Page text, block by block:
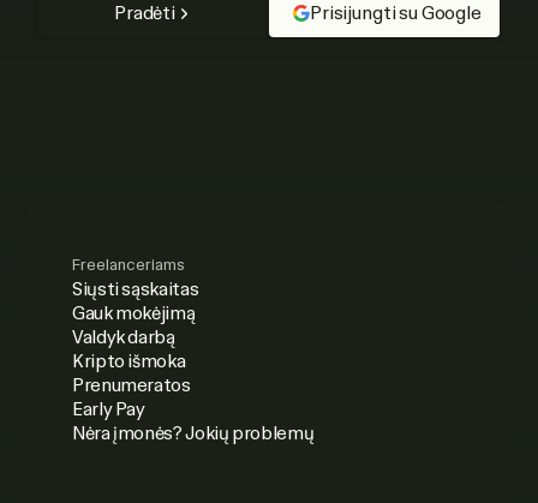
Pradėti Prisijungti su Google
Freelanceriams
Siųsti sąskaitas
Gauk mokėjimą
Valdyk darbą
Kripto išmoka
Prenumeratos
Early Pay
Nėra įmonės? Jokių problemų